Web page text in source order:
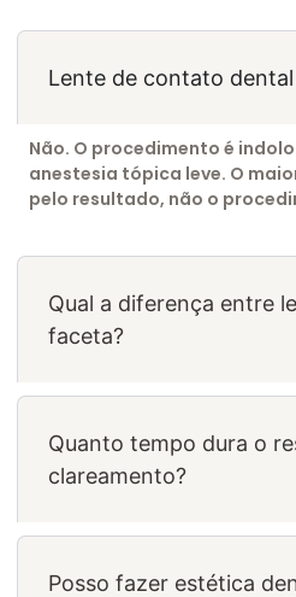
Lente de contato
Não. O procedimento é
anestesia tópica leve. O
pelo resultado, não o
Qual a diferença entre
faceta?
Quanto tempo dura o
clareamento?
Posso fazer estética